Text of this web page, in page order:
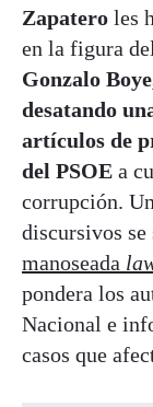
Zapatero les
en la figura del
Gonzalo
desatando
artículos de
del PSOE a
corrupción.
discursivos se
manoseada
pondera los
Nacional e
casos que